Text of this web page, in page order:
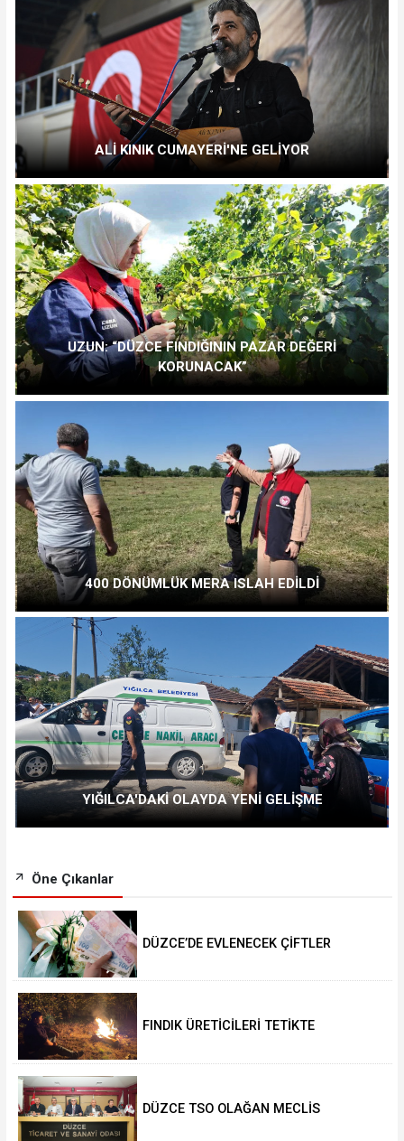
ALİ KINIK CUMAYERİ'NE GELİYOR
UZUN: “DÜZCE FINDIĞININ PAZAR DEĞERİ
KORUNACAK”
400 DÖNÜMLÜK MERA ISLAH EDİLDİ
YIĞILCA'DAKİ OLAYDA YENİ GELİŞME
Öne Çıkanlar
DÜZCE’DE EVLENECEK ÇİFTLER
FINDIK ÜRETİCİLERİ TETİKTE
DÜZCE TSO OLAĞAN MECLİS